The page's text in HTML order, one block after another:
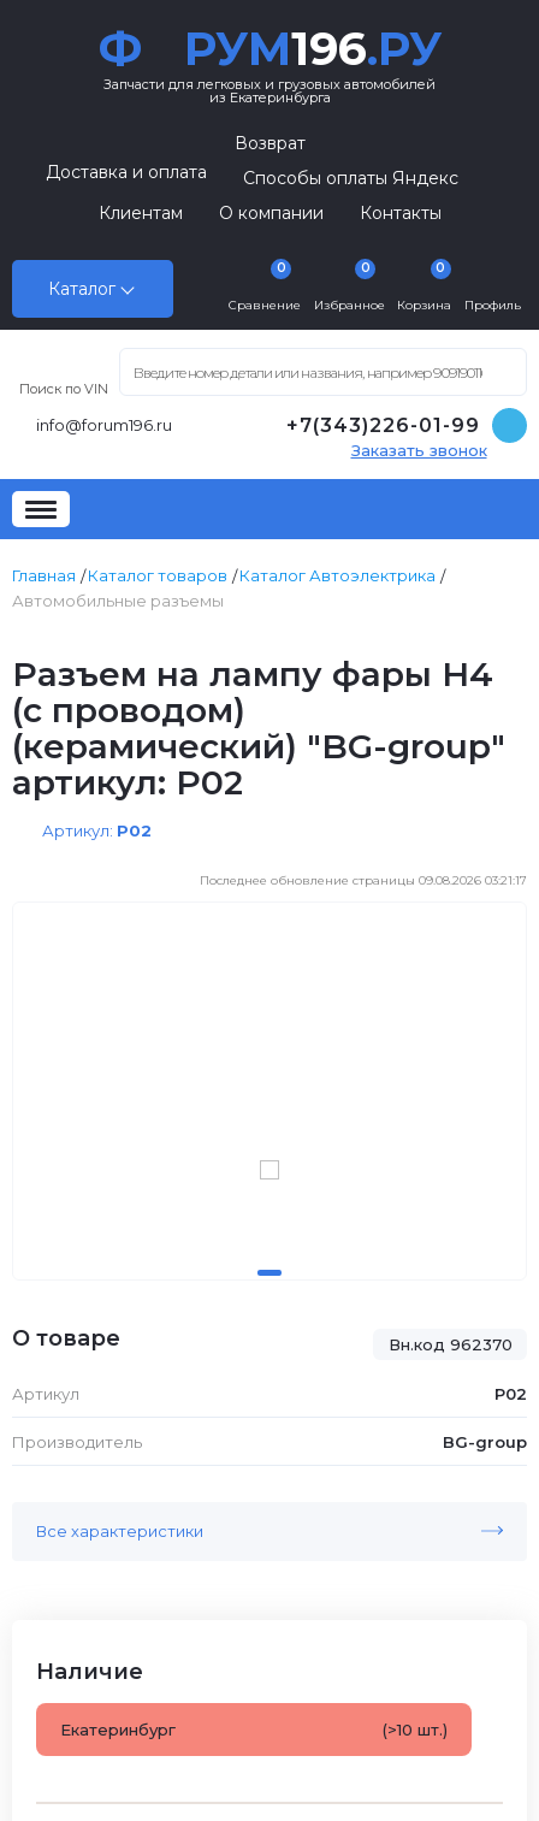
Ф РУМ196.РУ
Запчасти для легковых и грузовых автомобилей
из Екатеринбурга
Каталог
Возврат
Доставка и оплата
Способы оплаты Яндекс
Клиентам
О компании Контакты
Сравнение
0
Избранное
0
Корзина
0
Профиль
Поиск по VIN
info@forum196.ru +7(343)226-01-99
Заказать звонок
Главная Каталог товаров
Каталог Автоэлектрика
Автомобильные разъемы
Разъем на лампу фары H4
(с проводом)
(керамический) "BG-group"
артикул: P02
Артикул: P02
Последнее обновление страницы 09.08.2026 03:21:17
Вн.код 962370
О товаре
Артикул P02
Производитель BG-group
Все характеристики
Наличие
Екатеринбург (>10 шт.)